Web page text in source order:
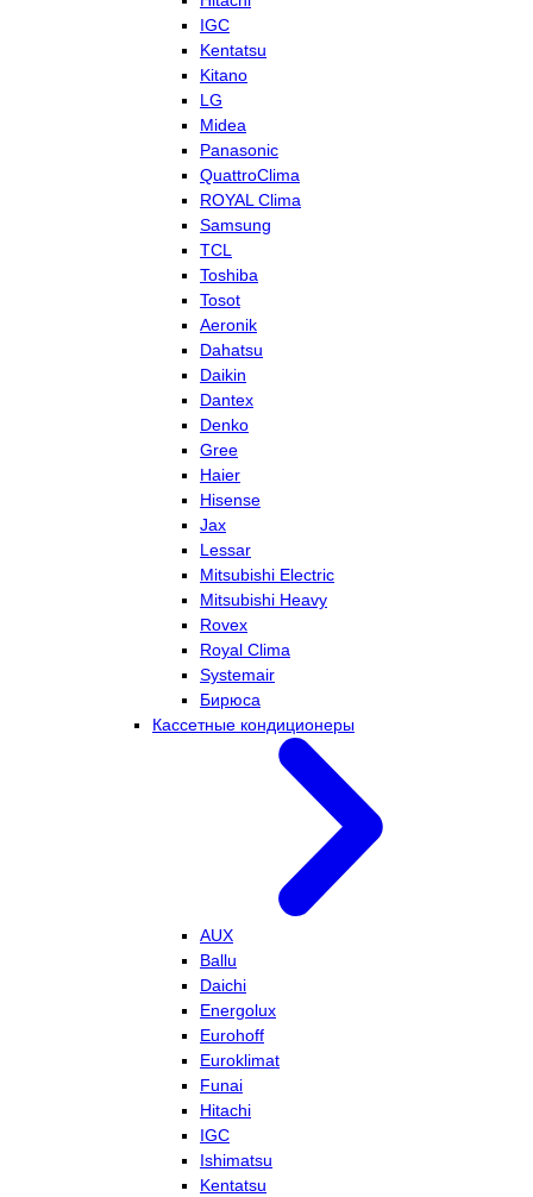
IGC
Kentatsu
Kitano
LG
Midea
Panasonic
QuattroClima
ROYAL Clima
Samsung
TCL
Toshiba
Tosot
Aeronik
Dahatsu
Daikin
Dantex
Denko
Gree
Haier
Hisense
Jax
Lessar
Mitsubishi Electric
Mitsubishi Heavy
Rovex
Royal Clima
Systemair
Бирюса
Кассетные кондиционеры
AUX
Ballu
Daichi
Energolux
Eurohoff
Euroklimat
Funai
Hitachi
IGC
Ishimatsu
Kentatsu